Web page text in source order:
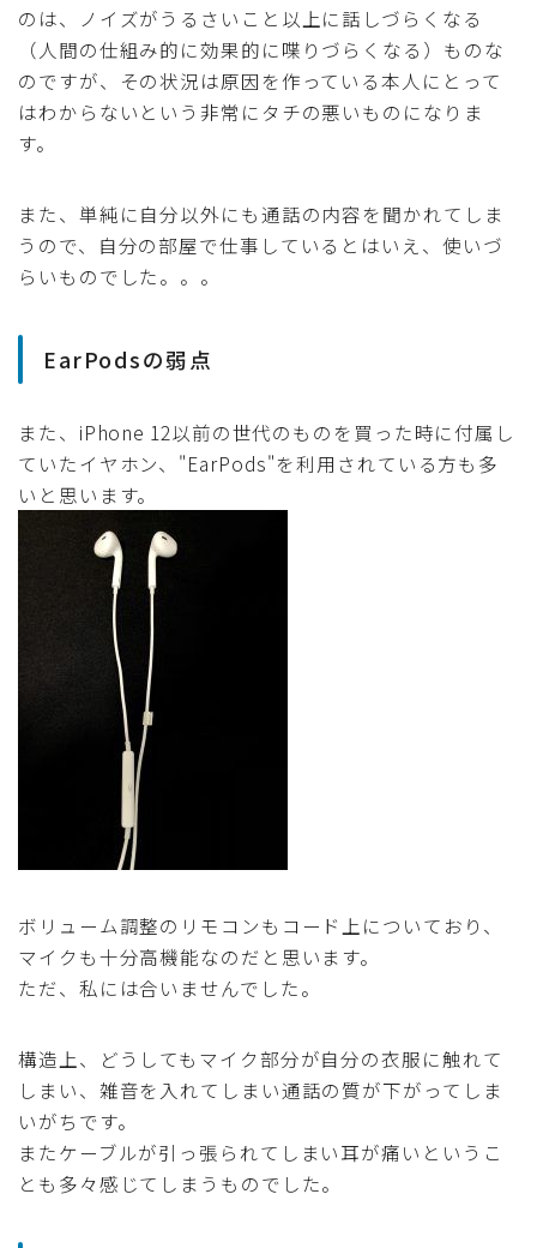
のは、ノイズがうるさいこと以上に話しづらくなる
（人間の仕組み的に効果的に喋りづらくなる）ものな
のですが、その状況は原因を作っている本人にとって
はわからないという非常にタチの悪いものになりま
す。
また、単純に自分以外にも通話の内容を聞かれてしま
うので、自分の部屋で仕事しているとはいえ、使いづ
らいものでした。。。
EarPodsの弱点
また、iPhone 12以前の世代のものを買った時に付属し
ていたイヤホン、"EarPods"を利用されている方も多
いと思います。
ボリューム調整のリモコンもコード上についており、
マイクも十分高機能なのだと思います。
ただ、私には合いませんでした。
構造上、どうしてもマイク部分が自分の衣服に触れて
しまい、雑音を入れてしまい通話の質が下がってしま
いがちです。
またケーブルが引っ張られてしまい耳が痛いというこ
とも多々感じてしまうものでした。